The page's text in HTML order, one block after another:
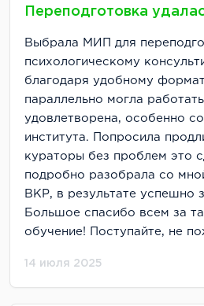
Переподготовка
Выбрала МИП для
психологическому
благодаря удобному
параллельно могла
удовлетворена, особенно
института. Попросила
кураторы без проблем это
подробно разобрала со
ВКР, в результате успешно
Большое спасибо всем за
обучение! Поступайте, не
14 июля 2025